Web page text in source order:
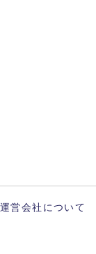
運営会社について